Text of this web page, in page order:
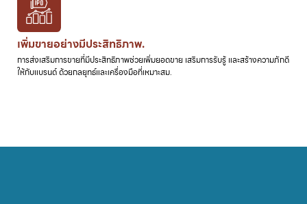
เพิ่มขายอย่างมีประสิทธิภาพ.
การส่งเสริมการขายที่มีประสิทธิภาพช่วยเพิ่มยอดขาย เสริมการรับรู้ และสร้างความภักดี
ให้กับแบรนด์ ด้วยกลยุทธ์และเครื่องมือที่เหมาะสม.